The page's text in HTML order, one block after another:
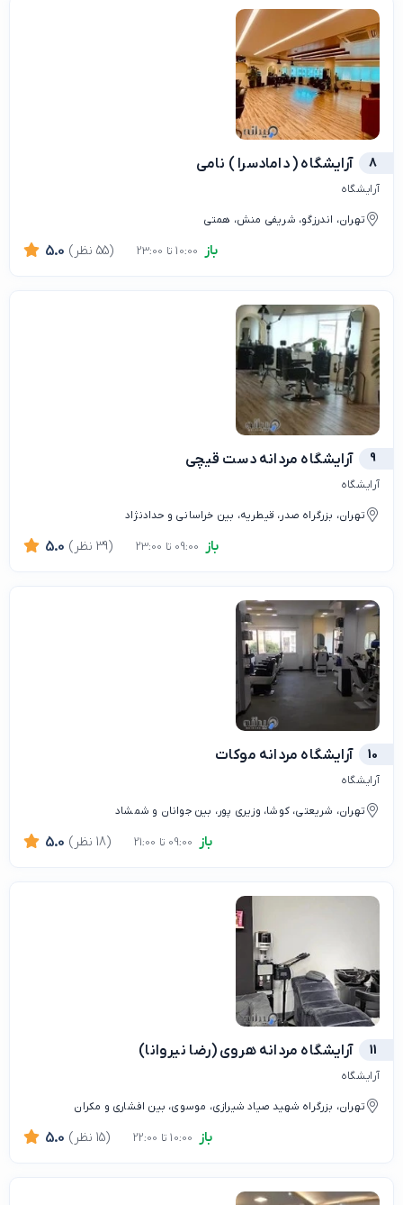
8 آرایشگاه ( دامادسرا ) نامی
آرایشگاه
تهران، اندرزگو، شریفی منش، همتی
باز 5.0 (55 نظر)
9 آرایشگاه مردانه دست قیچی
آرایشگاه
تهران، بزرگراه صدر، قیطریه، بین خراسانی و حدادنژاد
باز 5.0 (39 نظر)
10 آرایشگاه مردانه موکات
آرایشگاه
تهران، شریعتی، کوشا، وزیری پور، بین جوانان و شمشاد
باز 5.0 (18 نظر)
11 آرایشگاه مردانه هروی (رضا نیروانا)
آرایشگاه
تهران، بزرگراه شهید صیاد شیرازی، موسوی، بین افشاری و مکران
باز 5.0 (15 نظر)